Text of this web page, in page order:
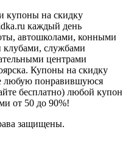
купоны на скидку
каждый день
автошколами, конными
клубами, службами
центрами
Купоны на скидку
любую понравившуюся
бесплатно) любой купон
от 50 до 90%!
защищены.